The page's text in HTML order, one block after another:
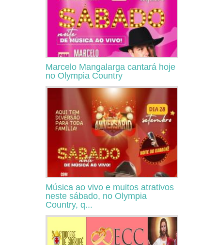
Marcelo Mangalarga cantará hoje
no Olympia Country
Música ao vivo e muitos atrativos
neste sábado, no Olympia
Country, q...